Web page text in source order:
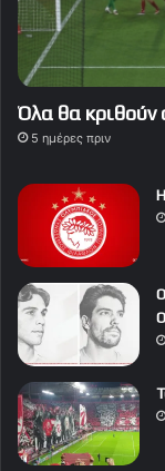
Όλα θα κριθούν
5 ημέρες πριν